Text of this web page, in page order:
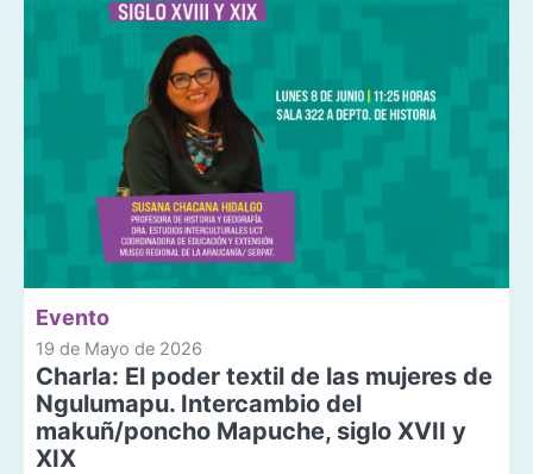
Evento
19 de Mayo de 2026
Charla: El poder textil de las mujeres de
Ngulumapu. Intercambio del
makuñ/poncho Mapuche, siglo XVII y
XIX